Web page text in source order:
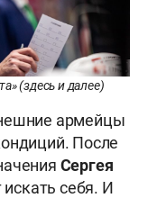
(здесь и далее)
армейцы
После
Сергея
себя. И